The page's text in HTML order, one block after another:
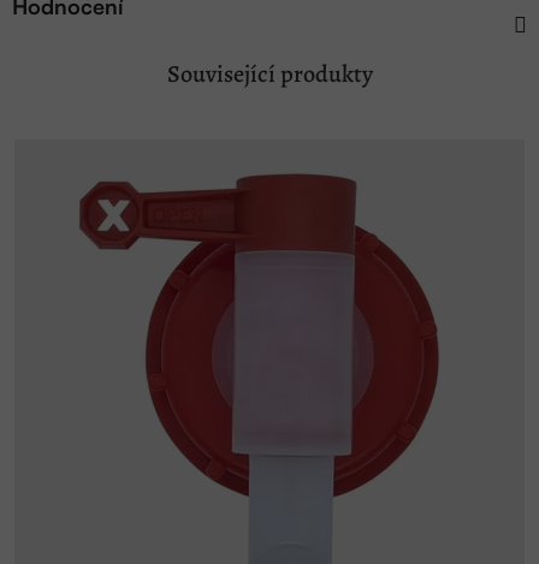
Hodnocení
Související produkty